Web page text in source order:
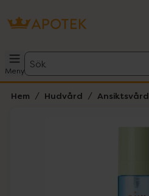
Meny
Sök
Hem Hudvård Ansiktsvård